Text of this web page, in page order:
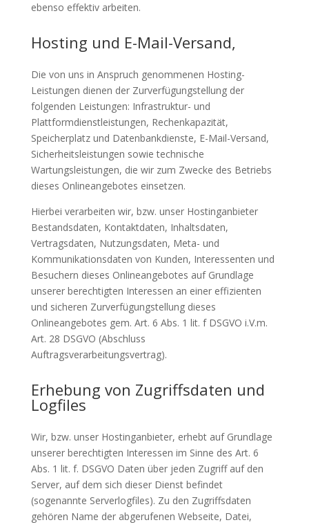
ebenso effektiv arbeiten.
Hosting und E-Mail-Versand,
Die von uns in Anspruch genommenen Hosting-
Leistungen dienen der Zurverfügungstellung der
folgenden Leistungen: Infrastruktur- und
Plattformdienstleistungen, Rechenkapazität,
Speicherplatz und Datenbankdienste, E-Mail-Versand,
Sicherheitsleistungen sowie technische
Wartungsleistungen, die wir zum Zwecke des Betriebs
dieses Onlineangebotes einsetzen.
Hierbei verarbeiten wir, bzw. unser Hostinganbieter
Bestandsdaten, Kontaktdaten, Inhaltsdaten,
Vertragsdaten, Nutzungsdaten, Meta- und
Kommunikationsdaten von Kunden, Interessenten und
Besuchern dieses Onlineangebotes auf Grundlage
unserer berechtigten Interessen an einer effizienten
und sicheren Zurverfügungstellung dieses
Onlineangebotes gem. Art. 6 Abs. 1 lit. f DSGVO i.V.m.
Art. 28 DSGVO (Abschluss
Auftragsverarbeitungsvertrag).
Erhebung von Zugriffsdaten und
Logfiles
Wir, bzw. unser Hostinganbieter, erhebt auf Grundlage
unserer berechtigten Interessen im Sinne des Art. 6
Abs. 1 lit. f. DSGVO Daten über jeden Zugriff auf den
Server, auf dem sich dieser Dienst befindet
(sogenannte Serverlogfiles). Zu den Zugriffsdaten
gehören Name der abgerufenen Webseite, Datei,